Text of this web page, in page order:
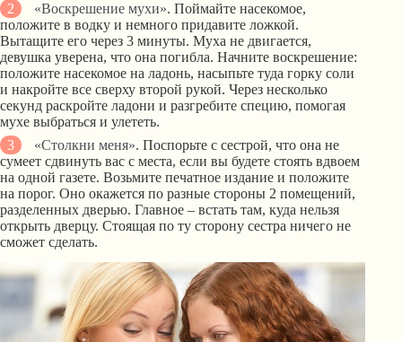
«Воскрешение мухи». Поймайте насекомое,
положите в водку и немного придавите ложкой.
Вытащите его через 3 минуты. Муха не двигается,
девушка уверена, что она погибла. Начните воскрешение:
положите насекомое на ладонь, насыпьте туда горку соли
и накройте все сверху второй рукой. Через несколько
секунд раскройте ладони и разгребите специю, помогая
мухе выбраться и улететь.
«Столкни меня». Поспорьте с сестрой, что она не
сумеет сдвинуть вас с места, если вы будете стоять вдвоем
на одной газете. Возьмите печатное издание и положите
на порог. Оно окажется по разные стороны 2 помещений,
разделенных дверью. Главное – встать там, куда нельзя
открыть дверцу. Стоящая по ту сторону сестра ничего не
сможет сделать.